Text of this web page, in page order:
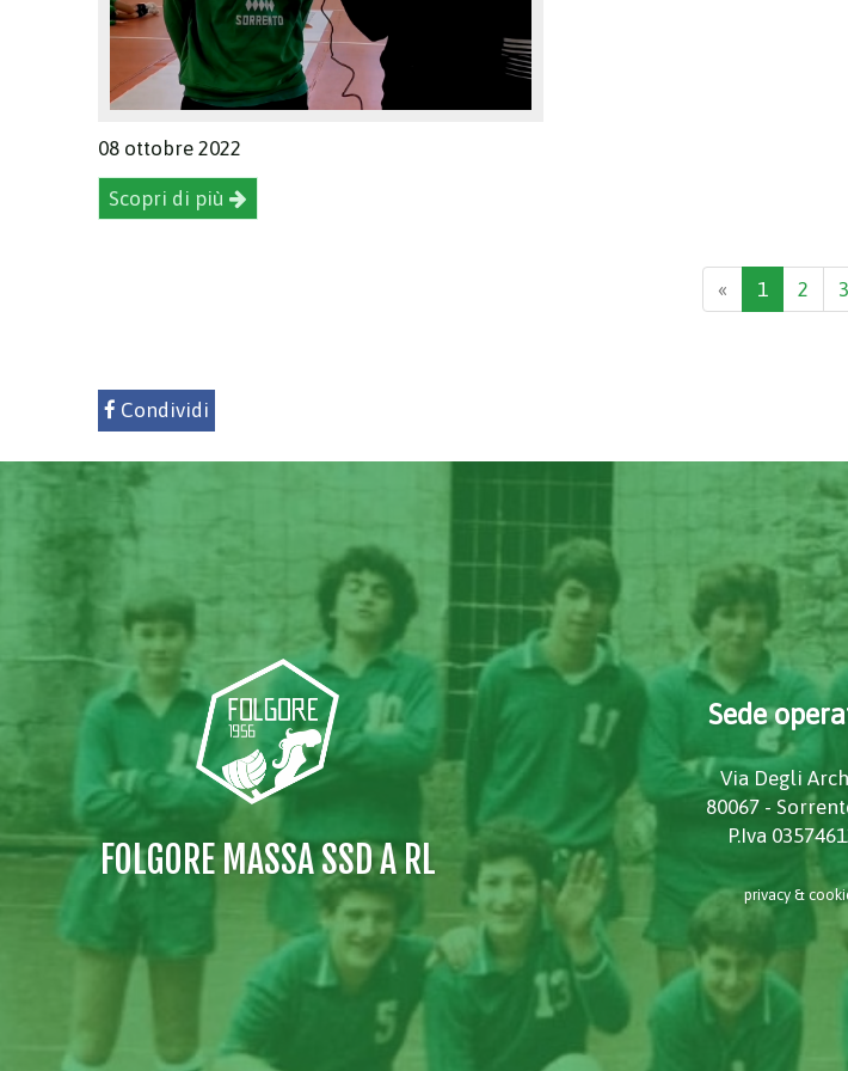
08 ottobre 2022
Scopri di più
« 1 2 3
Condividi
FOLGORE MASSA SSD A RL
Sede
Via Degli
80067 -
P.Iva
privacy &